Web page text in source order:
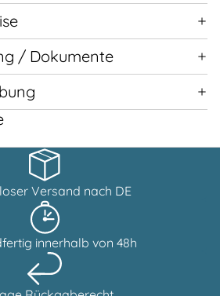
/ Dokumente
Versand nach DE
innerhalb von 48h